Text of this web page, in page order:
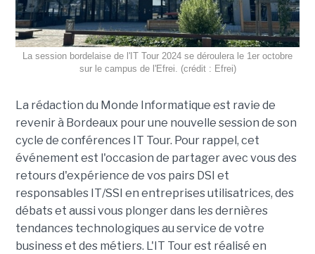
La session bordelaise de l'IT Tour 2024 se déroulera le 1er octobre
sur le campus de l'Efrei. (crédit : Efrei)
La rédaction du Monde Informatique est ravie de
revenir à Bordeaux pour une nouvelle session de son
cycle de conférences IT Tour. Pour rappel, cet
événement est l'occasion de partager avec vous des
retours d'expérience de vos pairs DSI et
responsables IT/SSI en entreprises utilisatrices, des
débats et aussi vous plonger dans les dernières
tendances technologiques au service de votre
business et des métiers. L'IT Tour est réalisé en